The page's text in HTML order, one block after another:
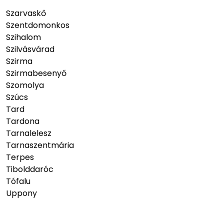
Szarvaskő
Szentdomonkos
Szihalom
Szilvásvárad
Szirma
Szirmabesenyő
Szomolya
Szúcs
Tard
Tardona
Tarnalelesz
Tarnaszentmária
Terpes
Tibolddaróc
Tófalu
Uppony